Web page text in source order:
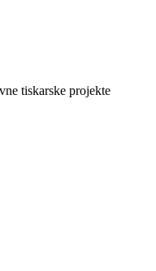
tiskarske projekte